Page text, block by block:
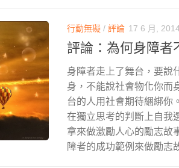
行動無礙 / 評論 17 6 月,
評論：為何身障者
身障者走上了舞台，要說
身，不能說社會物化你而
台的人用社會期待綑綁你
在獨立思考的判斷上自我
拿來做激勵人心的勵志故
障者的成功範例來做勵志